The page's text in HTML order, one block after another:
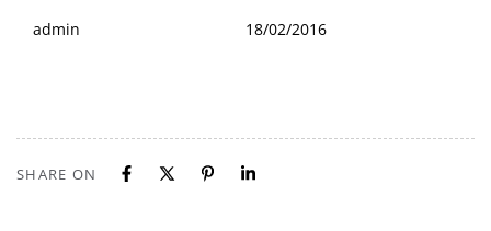
admin 18/02/2016
SHARE ON